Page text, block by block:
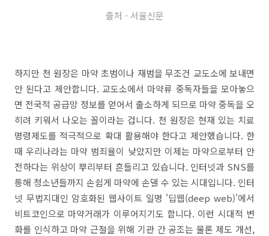
출처 - 서울신문
하지만 천 원장은 마약 초범이나 재범을 무조건 교도소에 보내면
안 된다고 제안합니다. 교도소에서 마약류 중독자들을 모아놓으
면 전국적 공급망 정보를 얻어서 출소하게 되므로 마약 중독을 오
히려 키워서 나오는 꼴이라는 겁니다. 천 원장은 현재 있는 치료
명령제도를 적극적으로 확대 활용해야 한다고 제안했습니다. 한
때 우리나라는 마약 범죄율이 낮았지만 이제는 마약으로부터 안
전하다는 위상이 뿌리부터 흔들리고 있습니다. 인터넷과 SNS를
통해 청소년들까지 손쉽게 마약에 손댈 수 있는 시대입니다. 인터
넷 무법지대인 암호화된 웹사이트 일명 '딥웹(deep web)'에서
비트코인으로 마약거래가 이루어지기도 합니다. 이런 시대적 변
화를 인식하고 마약 근절을 위해 기관 간 공조는 물론 제도 개선,